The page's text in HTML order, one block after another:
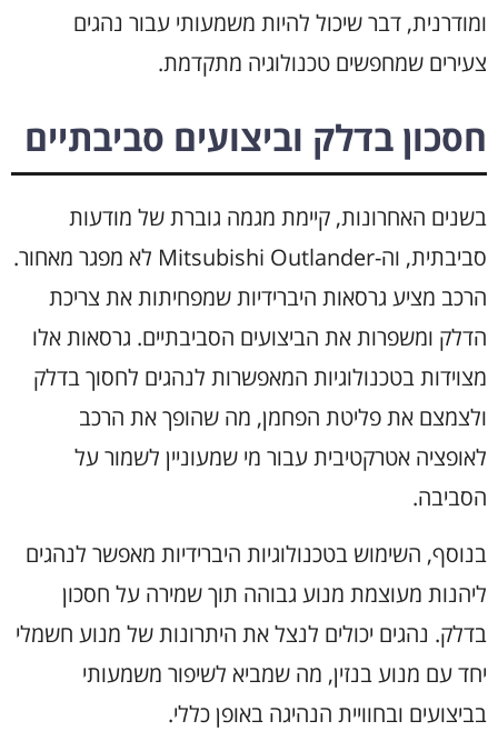
ומודרנית, דבר שיכול להיות משמעותי עבור נהגים
צעירים שמחפשים טכנולוגיה מתקדמת.
חסכון בדלק וביצועים סביבתיים
בשנים האחרונות, קיימת מגמה גוברת של מודעות
סביבתית, וה-Mitsubishi Outlander לא מפגר מאחור.
הרכב מציע גרסאות היברידיות שמפחיתות את צריכת
הדלק ומשפרות את הביצועים הסביבתיים. גרסאות אלו
מצוידות בטכנולוגיות המאפשרות לנהגים לחסוך בדלק
ולצמצם את פליטת הפחמן, מה שהופך את הרכב
לאופציה אטרקטיבית עבור מי שמעוניין לשמור על
הסביבה.
בנוסף, השימוש בטכנולוגיות היברידיות מאפשר לנהגים
ליהנות מעוצמת מנוע גבוהה תוך שמירה על חסכון
בדלק. נהגים יכולים לנצל את היתרונות של מנוע חשמלי
יחד עם מנוע בנזין, מה שמביא לשיפור משמעותי
בביצועים ובחוויית הנהיגה באופן כללי.